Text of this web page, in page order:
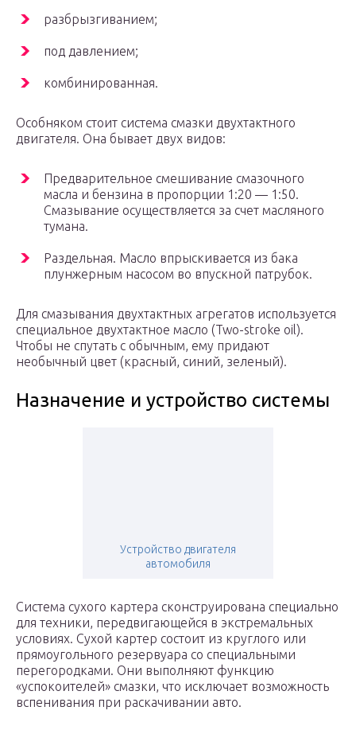
разбрызгиванием;
под давлением;
комбинированная.
Особняком стоит система смазки двухтактного
двигателя. Она бывает двух видов:
Предварительное смешивание смазочного
масла и бензина в пропорции 1:20 — 1:50.
Смазывание осуществляется за счет масляного
тумана.
Раздельная. Масло впрыскивается из бака
плунжерным насосом во впускной патрубок.
Для смазывания двухтактных агрегатов используется
специальное двухтактное масло (Two-stroke oil).
Чтобы не спутать с обычным, ему придают
необычный цвет (красный, синий, зеленый).
Назначение и устройство системы
Устройство двигателя
автомобиля
Система сухого картера сконструирована специально
для техники, передвигающейся в экстремальных
условиях. Сухой картер состоит из круглого или
прямоугольного резервуара со специальными
перегородками. Они выполняют функцию
«успокоителей» смазки, что исключает возможность
вспенивания при раскачивании авто.